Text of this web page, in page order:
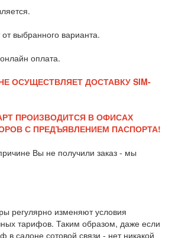
от выбранного варианта.
онлайн оплата.
ОСУЩЕСТВЛЯЕТ ДОСТАВКУ SIM-
ПРОИЗВОДИТСЯ В ОФИСАХ
С ПРЕДЪЯВЛЕНИЕМ ПАСПОРТА!
Вы не получили заказ - мы
регулярно изменяют условия
тарифов. Таким образом, даже если
в салоне сотовой связи - нет никакой